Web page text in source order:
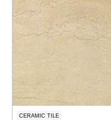
CERAMIC TILE